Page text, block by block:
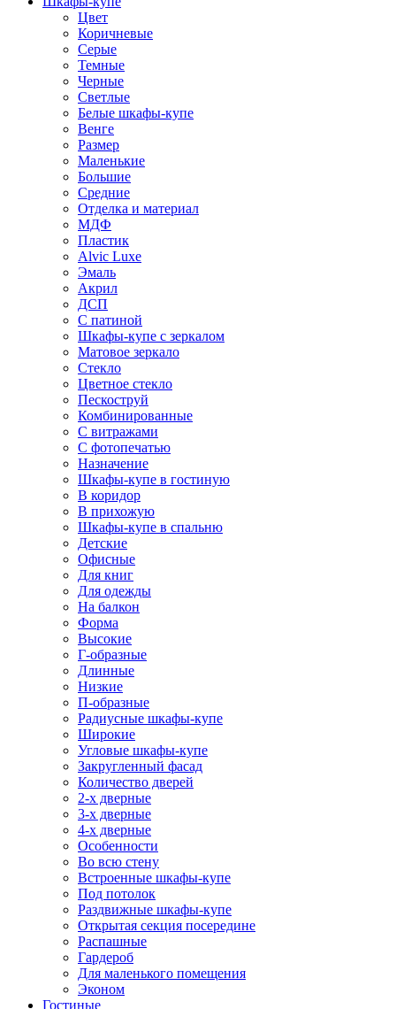
Цвет
Коричневые
Серые
Темные
Черные
Светлые
Белые шкафы-купе
Венге
Размер
Маленькие
Большие
Средние
Отделка и материал
МДФ
Пластик
Alvic Luxe
Эмаль
Акрил
ДСП
С патиной
Шкафы-купе с зеркалом
Матовое зеркало
Стекло
Цветное стекло
Пескоструй
Комбинированные
С витражами
С фотопечатью
Назначение
Шкафы-купе в гостиную
В коридор
В прихожую
Шкафы-купе в спальню
Детские
Офисные
Для книг
Для одежды
На балкон
Форма
Высокие
Г-образные
Длинные
Низкие
П-образные
Радиусные шкафы-купе
Широкие
Угловые шкафы-купе
Закругленный фасад
Количество дверей
2-х дверные
3-х дверные
4-х дверные
Особенности
Во всю стену
Встроенные шкафы-купе
Под потолок
Раздвижные шкафы-купе
Открытая секция посередине
Распашные
Гардероб
Для маленького помещения
Эконом
Гостиные